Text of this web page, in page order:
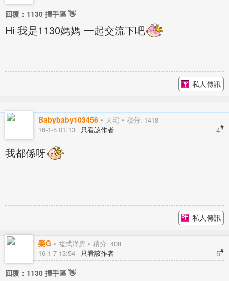
回覆：1130 揮手區 👋
Hi 我是1130媽媽 一起交流下吧
私人傳訊
Babybaby103456 大宅 積分: 1418
4#
16-1-5 01:13 只看該作者
我都係呀
私人傳訊
榮G 複式洋房 積分: 408
5#
16-1-7 13:54 只看該作者
回覆：1130 揮手區 👋